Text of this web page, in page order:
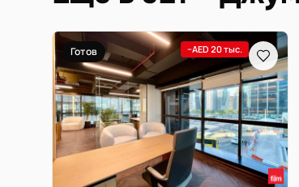
Готов −AED 20 тыс.